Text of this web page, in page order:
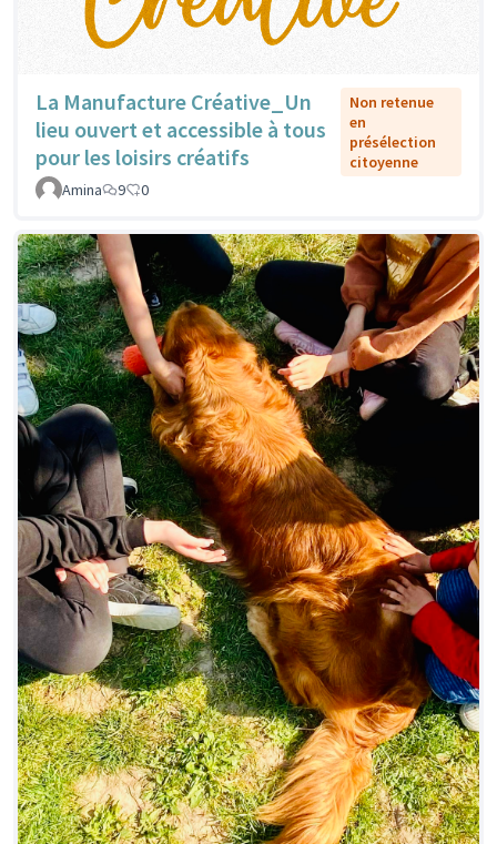
La Manufacture Créative_Un
lieu ouvert et accessible à tous
pour les loisirs créatifs
Non retenue
en
présélection
citoyenne
Amina
9 0